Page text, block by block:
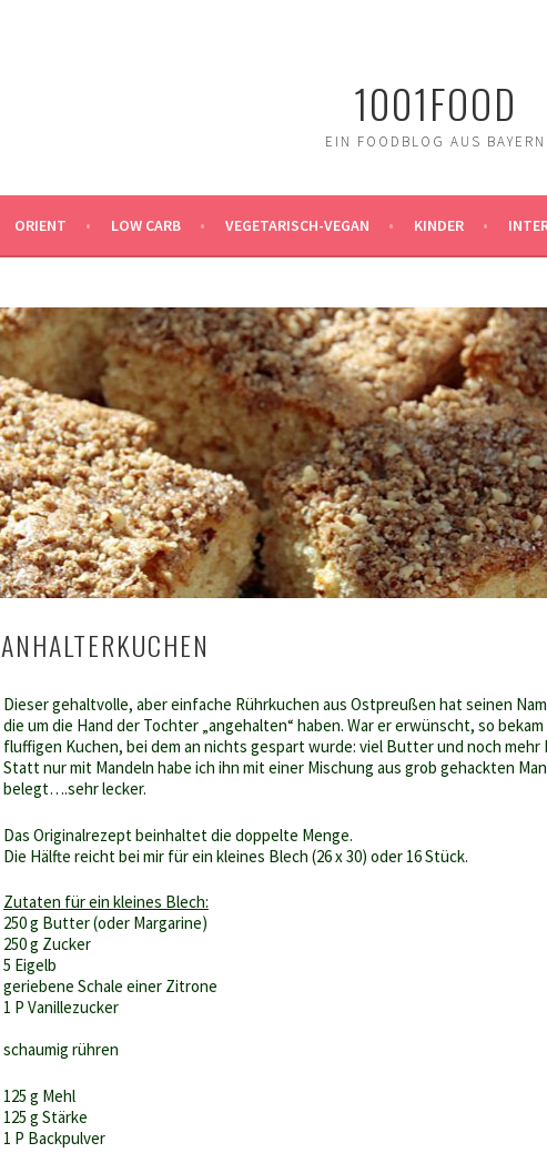
1001FOOD
EIN FOODBLOG AUS BAYERN
ORIENT LOW CARB VEGETARISCH-VEGAN KINDER
ANHALTERKUCHEN
Dieser gehaltvolle, aber einfache Rührkuchen aus Ostpreußen hat seinen
die um die Hand der Tochter „angehalten“ haben. War er erwünscht, so
fluffigen Kuchen, bei dem an nichts gespart wurde: viel Butter und noch mehr
Statt nur mit Mandeln habe ich ihn mit einer Mischung aus grob gehackten
belegt….sehr lecker.
Das Originalrezept beinhaltet die doppelte Menge.
Die Hälfte reicht bei mir für ein kleines Blech (26 x 30) oder 16 Stück.
Zutaten für ein kleines Blech:
250 g Butter (oder Margarine)
250 g Zucker
5 Eigelb
geriebene Schale einer Zitrone
1 P Vanillezucker
schaumig rühren
125 g Mehl
125 g Stärke
1 P Backpulver